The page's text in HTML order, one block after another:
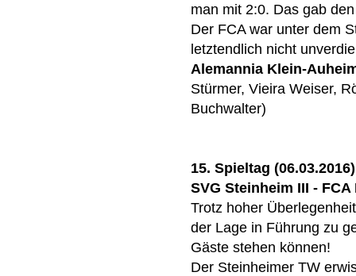
man mit 2:0. Das gab
Der FCA war unter dem
letztendlich nicht
Alemannia Klein-
Stürmer, Vieira Weiser,
Buchwalter)
15. Spieltag (06.03.2016)
SVG Steinheim III - FCA
Trotz hoher
der Lage in Führung zu
Gäste stehen können!
Der Steinheimer TW